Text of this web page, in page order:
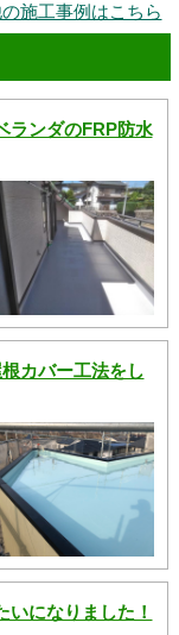
施工事例はこちら
ランダのFRP防水
カバー工法をし
になりました！